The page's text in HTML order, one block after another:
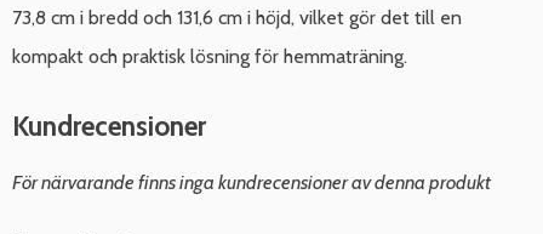
73,8 cm i bredd och 131,6 cm i höjd, vilket gör det till en
kompakt och praktisk lösning för hemmaträning.
Kundrecensioner
För närvarande finns inga kundrecensioner av denna produkt